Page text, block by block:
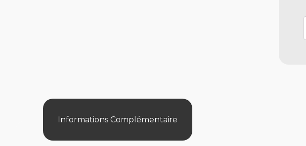
Informations Complémentaire